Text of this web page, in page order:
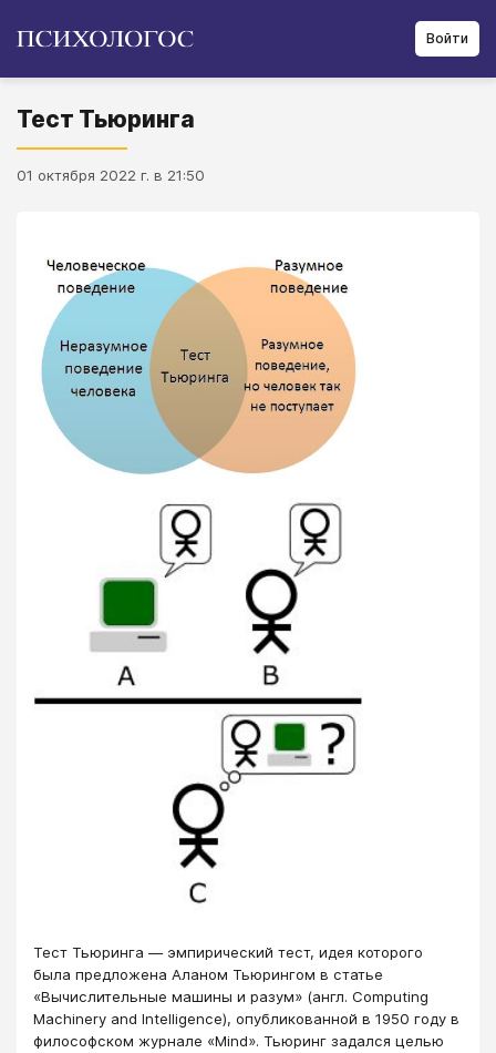
Войти
Тест Тьюринга
01 октября 2022 г. в 21:50
Тест Тьюринга — эмпирический тест, идея которого
была предложена Аланом Тьюрингом в статье
«Вычислительные машины и разум» (англ. Computing
Machinery and Intelligence), опубликованной в 1950 году в
философском журнале «Mind». Тьюринг задался целью